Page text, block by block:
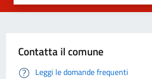
Contatta il comune
Leggi le domande frequenti